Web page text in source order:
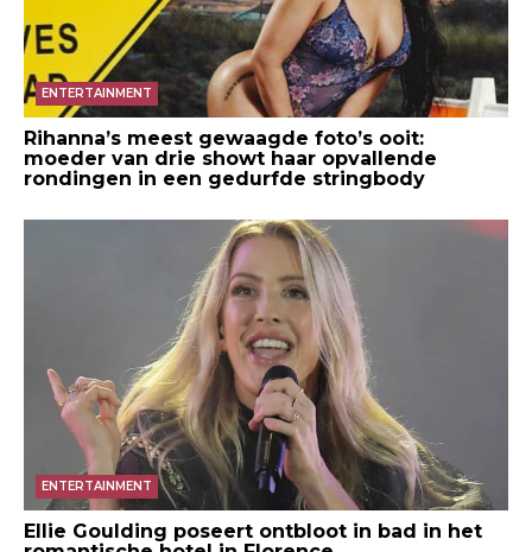
ENTERTAINMENT
Rihanna’s meest gewaagde foto’s ooit:
moeder van drie showt haar opvallende
rondingen in een gedurfde stringbody
ENTERTAINMENT
Ellie Goulding poseert ontbloot in bad in het